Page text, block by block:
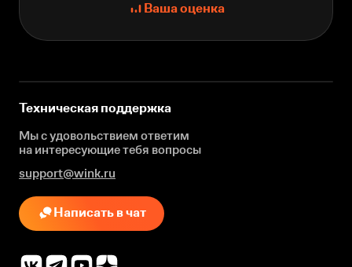
Ваша оценка
Техническая поддержка
Мы с удовольствием ответим
на интересующиетебя вопросы
support@wink.ru
Написать в чат